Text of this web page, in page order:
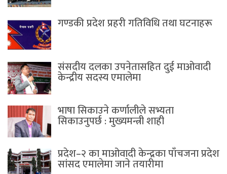
गण्डकी प्रदेश प्रहरी गतिविधि तथा घटनाहरू
संसदीय दलका उपनेतासहित दुई माओवादी
केन्द्रीय सदस्य एमालेमा
भाषा सिकाउने कर्णालीले सभ्यता
सिकाउनुपर्छ : मुख्यमन्त्री शाही
प्रदेश–२ का माओवादी केन्द्रका पाँचजना प्रदेश
सांसद एमालेमा जाने तयारीमा